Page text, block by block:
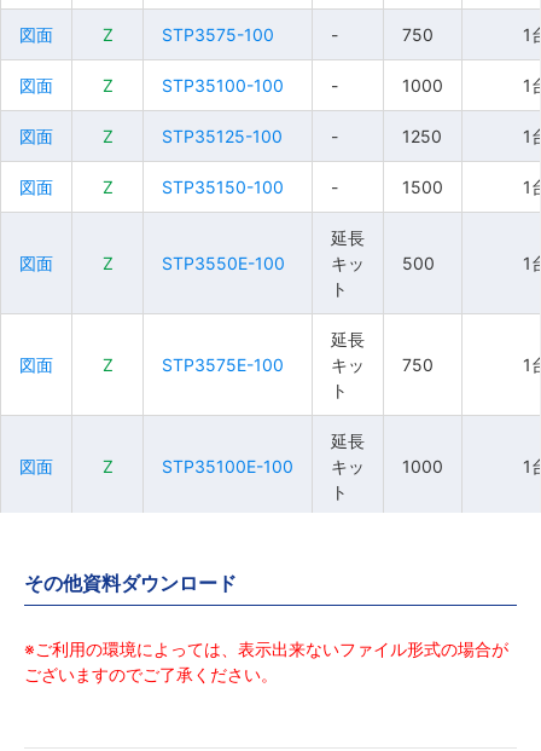
図面 Z STP3575-100 - 750 1
図面 Z STP35100-100 - 1000 1
図面 Z STP35125-100 - 1250 1
図面 Z STP35150-100 - 1500 1
図面 Z STP3550E-100
延長
キッ
ト
500 1
図面 Z STP3575E-100
延長
キッ
ト
750 1
図面 Z STP35100E-100
延長
キッ
ト
1000 1
図面 Z STP35150E-100
延長
図面 Z STP3575-100 - 750 1
図面 Z STP35100-100 - 1000 1
図面 Z STP35125-100 - 1250 1
図面 Z STP35150-100 - 1500 1
図面 Z STP3550E-100
延長
キッ
ト
500 1
図面 Z STP3575E-100
延長
キッ
ト
750 1
図面 Z STP35100E-100
延長
キッ
ト
1000 1
図面 Z STP35150E-100
延長
図面 Z STP3575-100 - 750 1
図面 Z STP35100-100 - 1000 1
図面 Z STP35125-100 - 1250 1
図面 Z STP35150-100 - 1500 1
図面 Z STP3550E-100
延長
キッ
ト
500 1
図面 Z STP3575E-100
延長
キッ
ト
750 1
図面 Z STP35100E-100
延長
キッ
ト
1000 1
図面 Z STP35150E-100
延長
図面 Z STP3575-100 - 750 1
図面 Z STP35100-100 - 1000 1
図面 Z STP35125-100 - 1250 1
図面 Z STP35150-100 - 1500 1
図面 Z STP3550E-100
延長
キッ
ト
500 1
図面 Z STP3575E-100
延長
キッ
ト
750 1
図面 Z STP35100E-100
延長
キッ
ト
1000 1
図面 Z STP35150E-100
延長
その他資料ダウンロード
※ご利用の環境によっては、表示出来ないファイル形式の場合が
ございますのでご了承ください。